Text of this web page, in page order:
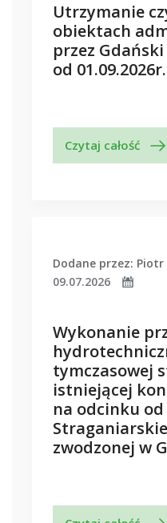
Utrzymanie
obiektach
przez
od
Czytaj całość
Dodane przez: Piotr
09.07.2026
Wykonanie
tymczasowej
istniejącej
na odcinku
zwodzonej w